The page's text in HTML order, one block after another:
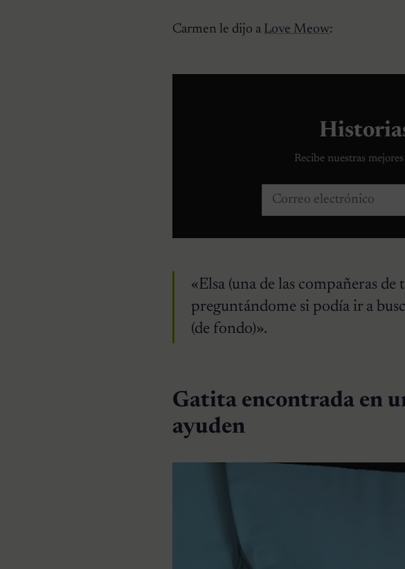
Carmen le dijo a Love Meow:
Recibe nuestras
Correo electrónico
«Elsa (una de las compañeras
preguntándome si podía ir a
(de fondo)».
Gatita encontrada en
ayuden